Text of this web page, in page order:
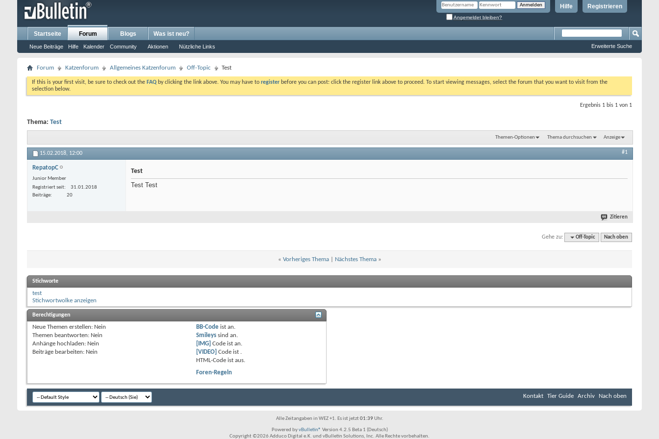
Registrieren
Hilfe
Angemeldet bleiben?
Startseite Forum
Neue Beiträge Hilfe Kalender Community Aktionen Nützliche Links
Blogs Was ist neu?
Erweiterte Suche
Forum Katzenforum Allgemeines Katzenforum Off-Topic Test
If this is your first visit, be sure to check out the FAQ by clicking the link above. You may have to register before you can post: click the register link above to proceed. To start viewing messages, select the forum that you want to visit from the
selection below.
Ergebnis 1 bis 1 von 1
Thema: Test
Themen-Optionen Thema durchsuchen Anzeige
15.02.2018, 12:00 #1
RepatopC
Junior Member
Registriert seit
31.01.2018
Beiträge
20
Test
Test Test
Zitieren
Gehe zu: Off-Topic Nach oben
« Vorheriges Thema| Nächstes Thema »
Stichworte
test
Stichwortwolke anzeigen
Berechtigungen
Neue Themen erstellen: Nein
Themen beantworten: Nein
Anhänge hochladen: Nein
Beiträge bearbeiten: Nein
BB-Code istan.
Smileys sindan.
[IMG] Code istan.
[VIDEO] Code ist .
HTML-Code istaus.
Foren-Regeln
Kontakt Tier Guide Archiv Nach oben
Alle Zeitangaben in WEZ +1. Es ist jetzt01:39Uhr.
Powered byvBulletin® Version 4.2.5 Beta 1 (Deutsch)
Copyright ©2026 Adduco Digital e.K. und vBulletin Solutions, Inc. Alle Rechte vorbehalten.